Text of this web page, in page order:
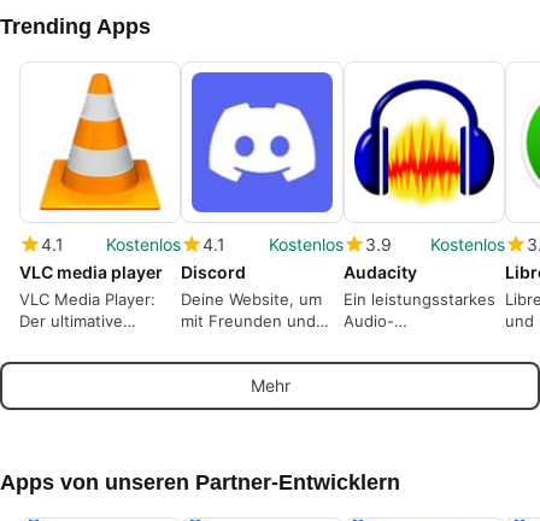
Trending Apps
4.1
Kostenlos
VLC media player
VLC Media Player:
Der ultimative
Mediaplayer
4.1
Kostenlos
Discord
Deine Website, um
mit Freunden und
sprechen.
3.9
Kostenlos
Audacity
Ein leistungsstarkes
Audio-
und
Mehr
Apps von unseren Partner-Entwicklern